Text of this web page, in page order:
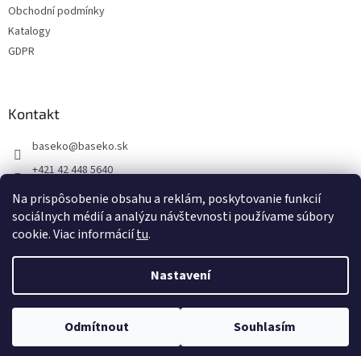
Na prispôsobenie obsahu a reklám, poskytovanie funkcií
sociálnych médií a analýzu návštevnosti používame súbory
cookie. Viac informáciítu.
Nastavení
Odmítnout Souhlasím
Obchodní podmínky
Katalogy
GDPR
Kontakt
baseko@baseko.sk
+421 42 448 5640
+421 905 152 051
Copyright 2026ehydraulika.cz. Všechna práva vyhrazena.Upravit